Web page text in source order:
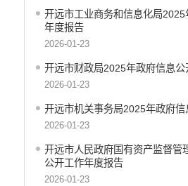
开远市工业商务和信息化局
年度报告
2026-01-23
开远市财政局2025年政府信息
2026-01-23
开远市机关事务局2025年政府
2026-01-23
开远市人民政府国有资产监督管
公开工作年度报告
2026-01-23